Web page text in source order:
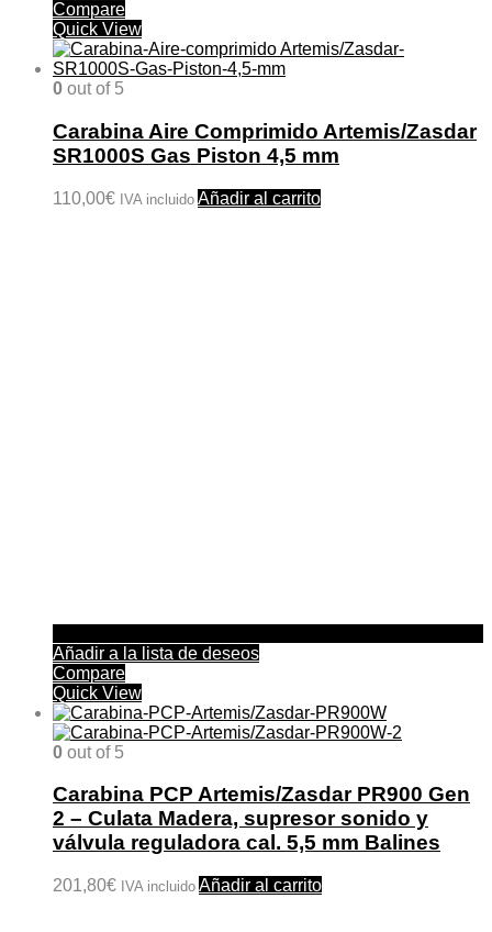
Compare
Quick View
0 out of 5
Carabina Aire Comprimido Artemis/Zasdar
SR1000S Gas Piston 4,5 mm
110,00€ IVA incluido Añadir al carrito
Añadir a la lista de deseos
Compare
Quick View
0 out of 5
Carabina PCP Artemis/Zasdar PR900 Gen
2 – Culata Madera, supresor sonido y
válvula reguladora cal. 5,5 mm Balines
201,80€ IVA incluido Añadir al carrito